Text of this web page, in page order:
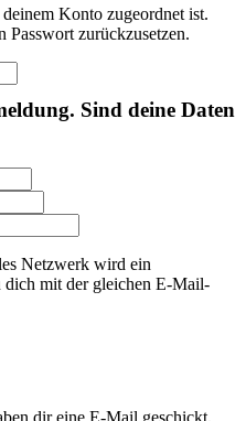
Konto zugeordnet ist.
zurückzusetzen.
Sind deine Daten
Netzwerk wird ein
dich mit der gleichen E-Mail-
dir eine E-Mail geschickt.